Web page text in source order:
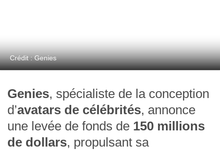
Crédit : Genies
Genies, spécialiste de la conception
d’avatars de célébrités, annonce
une levée de fonds de 150 millions
de dollars, propulsant sa